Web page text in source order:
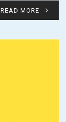
READ MORE